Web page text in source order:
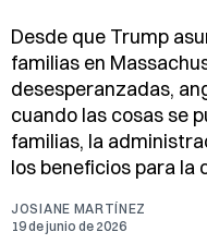
Desde que Trump
familias en
desesperanzadas,
cuando las cosas se
familias, la
los beneficios para la
JOSIANE MARTÍNEZ
19 de junio de 2026